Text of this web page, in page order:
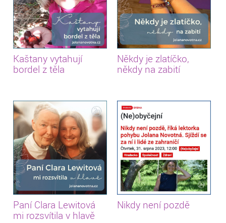
Kaštany vytahují
bordel z těla
Někdy je zlatíčko,
někdy na zabití
Paní Clara Lewitová
mi rozsvítila v hlavě
Nikdy není pozdě